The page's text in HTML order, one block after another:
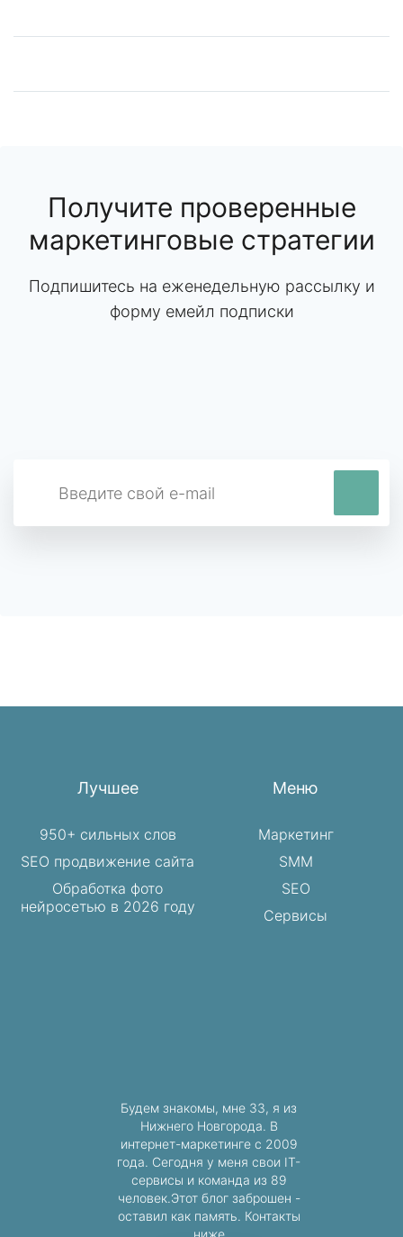
Получите проверенные
маркетинговые стратегии
Подпишитесь на еженедельную рассылку и
форму емейл подписки
Лучшее
950+ сильных слов
SEO продвижение сайта
Обработка фото
нейросетью в 2026 году
Меню
Маркетинг
SMM
SEO
Сервисы
Будем знакомы, мне 33, я из
Нижнего Новгорода. В
интернет-маркетинге с 2009
года. Сегодня у меня свои IT-
сервисы и команда из 89
человек.Этот блог заброшен -
оставил как память. Контакты
ниже